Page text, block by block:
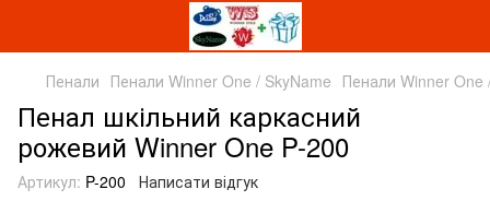
Пенали Пенали Winner One / SkyName Пенали Winner One
Пенал шкільний каркасний
рожевий Winner One P-200
Артикул: P-200 Написати відгук